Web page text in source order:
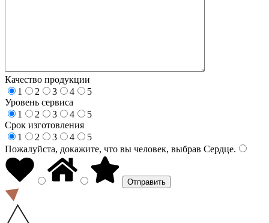
Качество продукции
1
2 3 4
5
Уровень сервиса
1
2 3 4
5
Срок изготовления
1
2 3 4
5
Пожалуйста, докажите, что вы человек, выбрав Сердце.